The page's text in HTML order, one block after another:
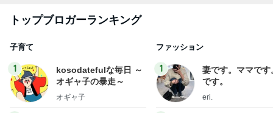
トップブロガーランキング
子育て
1
kosodatefulな毎日 ～
オギャ子の暴走～
オギャ子
ファッション
1
妻です。ママです
です。
eri.